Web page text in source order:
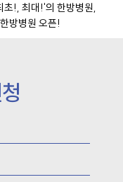
초!, 최대!'의 한방병원,
방병원 오픈!